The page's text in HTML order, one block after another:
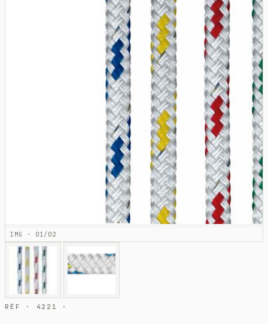
IMG · 01/02
RÉF · 4221 ·